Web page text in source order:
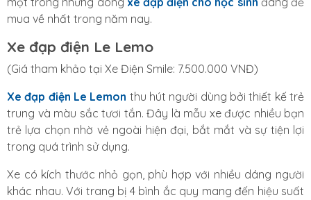
mua về nhất trong năm nay.
Xe đạp điện Le Lemo
(Giá tham khảo tại Xe Điện Smile: 7.500.000 VNĐ)
Xe đạp điện Le Lemon thu hút người dùng bởi thiết kế trẻ
trung và màu sắc tươi tắn. Đây là mẫu xe được nhiều bạn
trẻ lựa chọn nhờ vẻ ngoài hiện đại, bắt mắt và sự tiện lợi
trong quá trình sử dụng.
Xe có kích thước nhỏ gọn, phù hợp với nhiều dáng người
khác nhau. Với trang bị 4 bình ắc quy mang đến hiệu suất